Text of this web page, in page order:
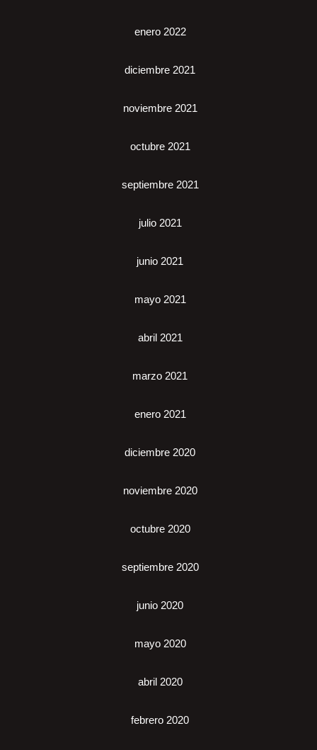
enero 2022
diciembre 2021
noviembre 2021
octubre 2021
septiembre 2021
julio 2021
junio 2021
mayo 2021
abril 2021
marzo 2021
enero 2021
diciembre 2020
noviembre 2020
octubre 2020
septiembre 2020
junio 2020
mayo 2020
abril 2020
febrero 2020